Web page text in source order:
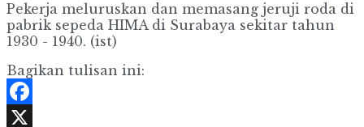
Pekerja meluruskan dan memasang jeruji roda di
pabrik sepeda HIMA di Surabaya sekitar tahun
1930 - 1940. (ist)
Bagikan tulisan ini:
Facebook